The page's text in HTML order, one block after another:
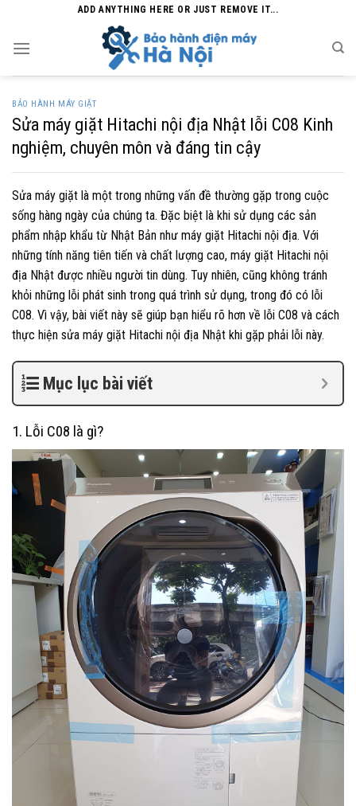
content
ADD ANYTHING HERE OR JUST REMOVE IT...
BẢO HÀNH MÁY GIẶT
Sửa máy giặt Hitachi nội địa Nhật lỗi C08 Kinh
nghiệm, chuyên môn và đáng tin cậy
Sửa máy giặt là một trong những vấn đề thường gặp trong cuộc
sống hàng ngày của chúng ta. Đặc biệt là khi sử dụng các sản
phẩm nhập khẩu từ Nhật Bản như máy giặt Hitachi nội địa. Với
những tính năng tiên tiến và chất lượng cao, máy giặt Hitachi nội
địa Nhật được nhiều người tin dùng. Tuy nhiên, cũng không tránh
khỏi những lỗi phát sinh trong quá trình sử dụng, trong đó có lỗi
C08. Vì vậy, bài viết này sẽ giúp bạn hiểu rõ hơn về lỗi C08 và cách
thực hiện sửa máy giặt Hitachi nội địa Nhật khi gặp phải lỗi này.
Mục lục bài viết
1. Lỗi C08 là gì?